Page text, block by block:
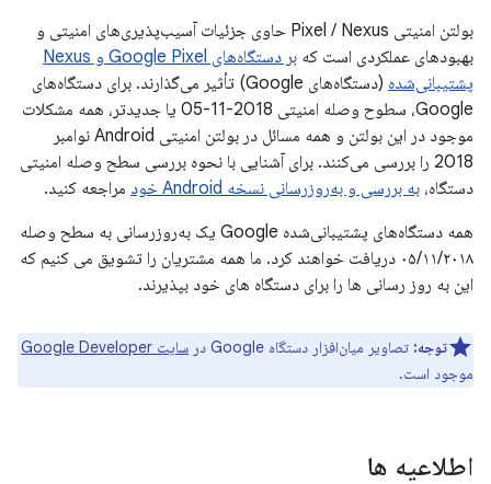
بولتن امنیتی Pixel / Nexus حاوی جزئیات آسیب‌پذیری‌های امنیتی و
بهبودهای عملکردی است که
بر دستگاه‌های Google Pixel و Nexus
پشتیبانی‌شده
(دستگاه‌های Google) تأثیر می‌گذارند. برای دستگاه‌های
Google، سطوح وصله امنیتی 2018-11-05 یا جدیدتر، همه مشکلات
موجود در این بولتن و همه مسائل در بولتن امنیتی Android نوامبر
2018 را بررسی می‌کنند. برای آشنایی با نحوه بررسی سطح وصله امنیتی
دستگاه، به بررسی و به‌روزرسانی نسخه Android خود
مراجعه کنید.
همه دستگاه‌های پشتیبانی‌شده Google یک به‌روزرسانی به سطح وصله
۰۵/۱۱/۲۰۱۸ دریافت خواهند کرد. ما همه مشتریان را تشویق می کنیم که
این به روز رسانی ها را برای دستگاه های خود بپذیرند.
توجه: تصاویر میان‌افزار دستگاه Google در
سایت Google Developer
موجود است.
اطلاعیه ها